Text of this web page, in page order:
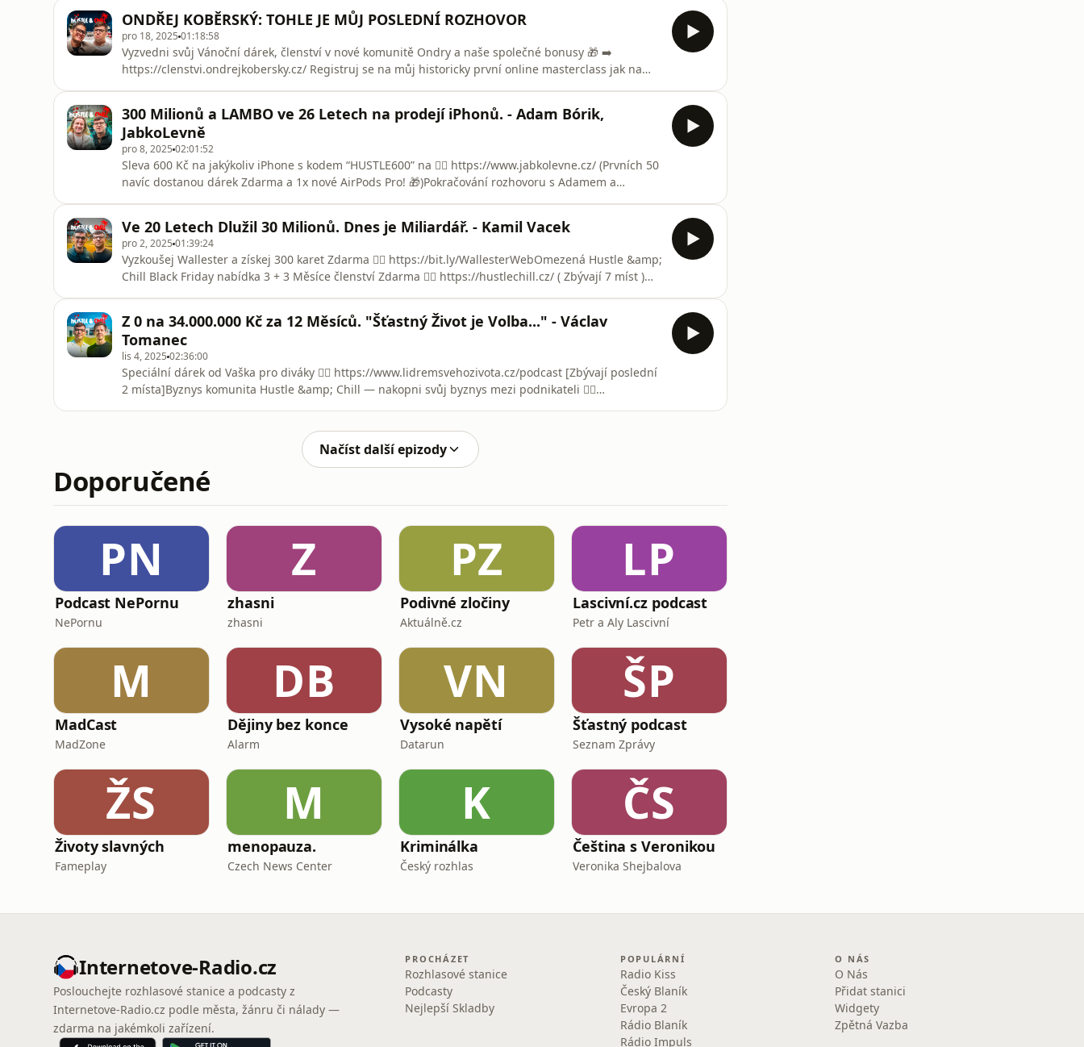
https://form.typeform.com/to/x5Br2E62🎁 PODMÍNKY SOUTĚŽE O 3x oběd s Kubou:Pro zapojení do
soutěže je nutné splnit všechn
ONDŘEJ KOBĚRSKÝ: TOHLE JE MŮJ POSLEDNÍ ROZHOVOR
pro 18, 2025 01:18:58
Vyzvedni svůj Vánoční dárek, členství v nové komunitě Ondry a naše společné bonusy 🎁 ➡️
https://clenstvi.ondrejkobersky.cz/ Registruj se na můj historicky první online masterclass jak na
oběd se mnou a Ondrou:Pro
300 Milionů a LAMBO ve 26 Letech na prodejí iPhonů. - Adam Bórik,
JabkoLevně
pro 8, 2025 02:01:52
Sleva 600 Kč na jakýkoliv iPhone s kodem “HUSTLE600” na 👉🏻 https://www.jabkolevne.cz/ (Prvních 50
navíc dostanou dárek Zdarma a 1x nové AirPods Pro! 🎁)Pokračování rozhovoru s Adamem a
zde 👉🏻 https://geolink.xt
Ve 20 Letech Dlužil 30 Milionů. Dnes je Miliardář. - Kamil Vacek
pro 2, 2025 01:39:24
Vyzkoušej Wallester a získej 300 karet Zdarma 👉🏻 https://bit.ly/WallesterWebOmezená Hustle &amp;
Chill Black Friday nabídka 3 + 3 Měsíce členství Zdarma 👉🏻 https://hustlechill.cz/ ( Zbývají 7 míst )
PODMÍNKY SOUTĚŽE O DVOJE SLUCHÁTEK OD NOTHING:Pro zapojení do soutěže je nutné splnit
všechny následující kro
Z 0 na 34.000.000 Kč za 12 Měsíců. "Šťastný Život je Volba..." - Václav
Tomanec
lis 4, 2025 02:36:00
Speciální dárek od Vaška pro diváky 👉🏻 https://www.lidremsvehozivota.cz/podcast [Zbývají poslední
2 místa]Byznys komunita Hustle &amp; Chill — nakopni svůj byznys mezi podnikateli 👉🏻
One Percent na 3 měsíce2× lístek na The One Percent Experience v pros
Načíst další epizody
Doporučené
PN
Podcast NePornu
NePornu
Z
zhasni
zhasni
PZ
Podivné zločiny
Aktuálně.cz
LP
Lascivní.cz podcast
Petr a Aly Lascivní
M
MadCast
MadZone
DB
Dějiny bez konce
Alarm
VN
Vysoké napětí
Datarun
ŠP
Šťastný podcast
Seznam Zprávy
ŽS
Životy slavných
Fameplay
M
menopauza.
Czech News Center
K
Kriminálka
Český rozhlas
ČS
Čeština s Veronikou
Veronika Shejbalova
Internetove-Radio.cz
Poslouchejte rozhlasové stanice a podcasty z
Internetove-Radio.cz podle města, žánru či nálady —
zdarma na jakémkoli zařízení.
PROCHÁZET
Rozhlasové stanice
Podcasty
Nejlepší Skladby
POPULÁRNÍ
Radio Kiss
Český Blaník
Evropa 2
Rádio Blaník
Rádio Impuls
O NÁS
O Nás
Přidat stanici
Widgety
Zpětná Vazba